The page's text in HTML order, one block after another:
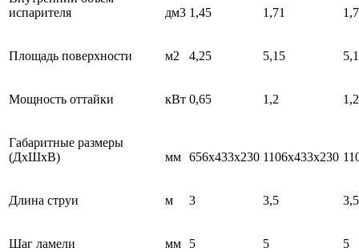
испарителя
дм3 1,45 1,71
Площадь поверхности м2 4,25 5,15
Мощность оттайки кВт 0,65 1,2 1,2
Габаритные размеры
(ДхШхВ)
мм 656x433x230 1106x433x230
Длина струи м 3 3,5 3,5
Шаг ламели мм 5 5 5